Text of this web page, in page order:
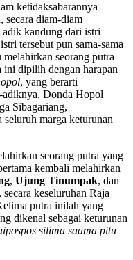
ketidaksabarannya
secara diam-diam
kandung dari istri
tersebut pun sama-sama
seorang putra
ini dipilih dengan harapan
, yang berarti
adiknya. Donda Hopol
Sibagariang,
seluruh marga keturunan
seorang putra yang
kembali melahirkan
, Ujung Tinumpak, dan
keseluruhan Raja
putra inilah yang
dikenal sebagai keturunan
silima saama pitu